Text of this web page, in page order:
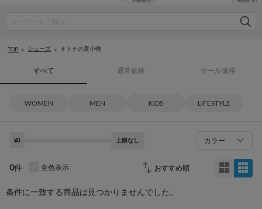
TOP シューズ オトナの夏小物
すべて 通常価格 セール価格
WOMEN MEN KIDS LIFESTYLE
¥0 上限なし カラー
0件 全色表示
条件に一致する商品は見つかりませんでした。